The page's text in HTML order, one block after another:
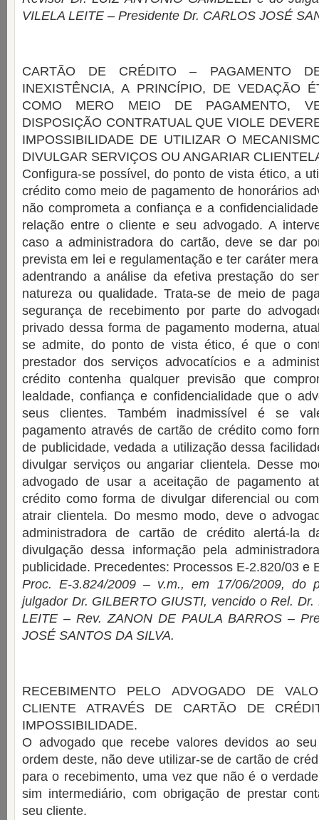
VILELA LEITE – Presidente Dr. CARLOS JOSÉ
CARTÃO DE CRÉDITO – PAGAMENTO
INEXISTÊNCIA, A PRINCÍPIO, DE VEDAÇÃO
COMO MERO MEIO DE PAGAMENTO,
DISPOSIÇÃO CONTRATUAL QUE VIOLE
IMPOSSIBILIDADE DE UTILIZAR O
DIVULGAR SERVIÇOS OU ANGARIAR
Configura-se possível, do ponto de vista ético, a
crédito como meio de pagamento de honorários
não comprometa a confiança e a
relação entre o cliente e seu advogado. A
caso a administradora do cartão, deve se dar
prevista em lei e regulamentação e ter caráter
adentrando a análise da efetiva prestação do
natureza ou qualidade. Trata-se de meio de
segurança de recebimento por parte do
privado dessa forma de pagamento moderna,
se admite, do ponto de vista ético, é que o
prestador dos serviços advocatícios e a
crédito contenha qualquer previsão que
lealdade, confiança e confidencialidade que o
seus clientes. Também inadmissível é se
pagamento através de cartão de crédito como
de publicidade, vedada a utilização dessa
divulgar serviços ou angariar clientela. Desse
advogado de usar a aceitação de pagamento
crédito como forma de divulgar diferencial ou
atrair clientela. Do mesmo modo, deve o
administradora de cartão de crédito alertá-la
divulgação dessa informação pela
publicidade. Precedentes: Processos E-2.820/03 e
Proc. E-3.824/2009 – v.m., em 17/06/2009, do
julgador Dr. GILBERTO GIUSTI, vencido o Rel.
LEITE – Rev. ZANON DE PAULA BARROS –
JOSÉ SANTOS DA SILVA.
RECEBIMENTO PELO ADVOGADO DE
CLIENTE ATRAVÉS DE CARTÃO DE
IMPOSSIBILIDADE.
O advogado que recebe valores devidos ao
ordem deste, não deve utilizar-se de cartão de
para o recebimento, uma vez que não é o
sim intermediário, com obrigação de prestar
seu cliente.